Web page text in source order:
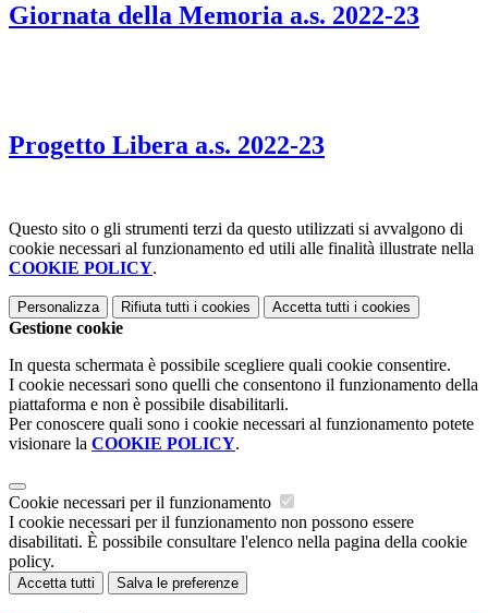
Giornata della Memoria a.s. 2022-23
Progetto Libera a.s. 2022-23
Questo sito o gli strumenti terzi da questo utilizzati si avvalgono di
cookie necessari al funzionamento ed utili alle finalità illustrate nella
COOKIE POLICY.
Personalizza Rifiuta tutti i cookies Accetta tutti i cookies
Gestione cookie
In questa schermata è possibile scegliere quali cookie consentire.
I cookie necessari sono quelli che consentono il funzionamento della
piattaforma e non è possibile disabilitarli.
Per conoscere quali sono i cookie necessari al funzionamento potete
visionare la COOKIE POLICY.
Cookie necessari per il funzionamento
I cookie necessari per il funzionamento non possono essere
disabilitati. È possibile consultare l'elenco nella pagina della cookie
policy.
Accetta tutti Salva le preferenze